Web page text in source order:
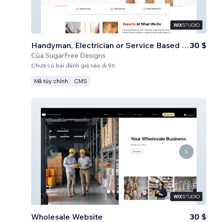
Handyman, Electrician or Service Based Business
Của SugarFree Designs
30 $
Chưa có bài đánh giá nào 96
Mã tùy chỉnh CMS
Wholesale Website 30 $